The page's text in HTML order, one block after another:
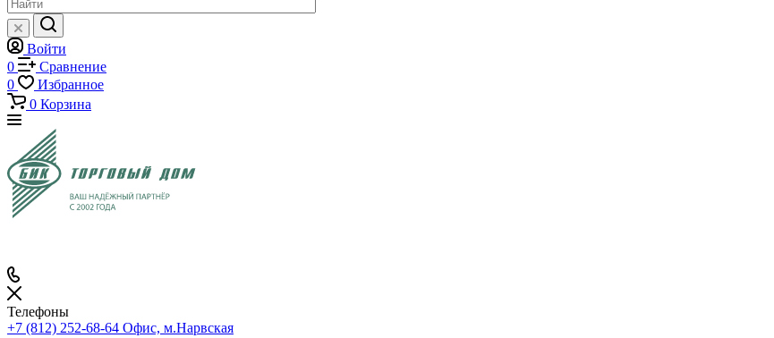
Войти
0
Сравнение
0
Избранное
0 Корзина
Телефоны
+7 (812) 252-68-64 Офис, м.Нарвская